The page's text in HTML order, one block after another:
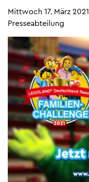
Mittwoch 17. März 2021
Presseabteilung